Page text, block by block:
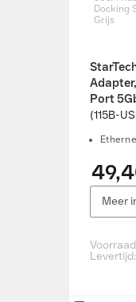
Port
Power
Travel
Grijs
(115B-
Meer
Levertijd: